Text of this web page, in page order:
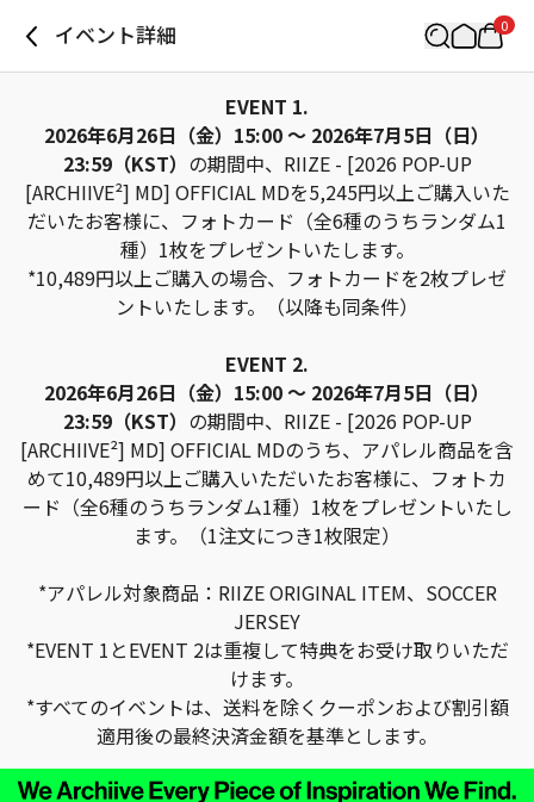
イベント詳細 0
EVENT 1.
2026年6月26日（金）15:00 ～ 2026年7月5日（日）
23:59（KST） の期間中、RIIZE - [2026 POP-UP
[ARCHIIVE²] MD] OFFICIAL MDを5,245円以上ご購入いた
だいたお客様に、フォトカード（全6種のうちランダム1
種）1枚をプレゼントいたします。
*10,489円以上ご購入の場合、フォトカードを2枚プレゼ
ントいたします。（以降も同条件）
EVENT 2.
2026年6月26日（金）15:00 ～ 2026年7月5日（日）
23:59（KST） の期間中、RIIZE - [2026 POP-UP
[ARCHIIVE²] MD] OFFICIAL MDのうち、アパレル商品を含
めて10,489円以上ご購入いただいたお客様に、フォトカ
ード（全6種のうちランダム1種）1枚をプレゼントいたし
ます。（1注文につき1枚限定）
*アパレル対象商品：RIIZE ORIGINAL ITEM、SOCCER
JERSEY
*EVENT 1とEVENT 2は重複して特典をお受け取りいただ
けます。
*すべてのイベントは、送料を除くクーポンおよび割引額
適用後の最終決済金額を基準とします。